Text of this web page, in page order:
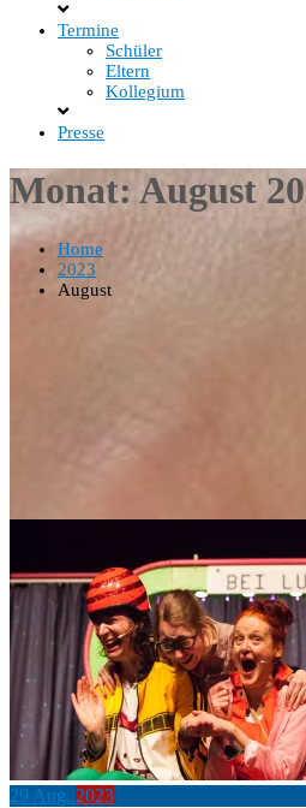
Termine
Schüler
Eltern
Kollegium
Presse
Monat: August
Home
2023
August
29 Aug. 2023